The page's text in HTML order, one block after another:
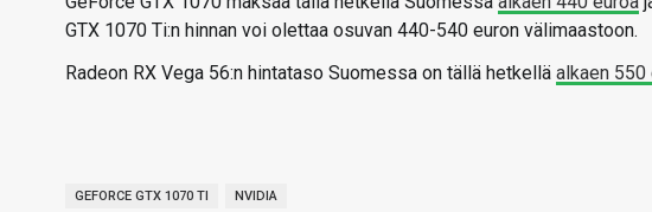
GTX 1070 Ti:n hinnan voi olettaa osuvan 440-540 euron välimaastoon.
Radeon RX Vega 56:n hintataso Suomessa on tällä hetkellä alkaen 550
GEFORCE GTX 1070 TI NVIDIA